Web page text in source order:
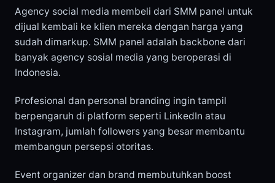
Agency social media membeli dari SMM panel untuk
dijual kembali ke klien mereka dengan harga yang
sudah dimarkup. SMM panel adalah backbone dari
banyak agency sosial media yang beroperasi di
Indonesia.
Profesional dan personal branding ingin tampil
berpengaruh di platform seperti LinkedIn atau
Instagram, jumlah followers yang besar membantu
membangun persepsi otoritas.
Event organizer dan brand membutuhkan boost